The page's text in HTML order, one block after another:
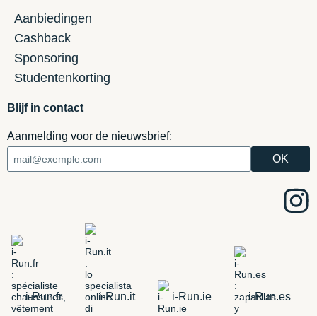
Aanbiedingen
Cashback
Sponsoring
Studentenkorting
Blijf in contact
Aanmelding voor de nieuwsbrief:
i-Run.fr i-Run.it i-Run.ie i-Run.es